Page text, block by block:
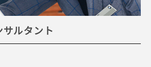
ルタント
バイザー
ーニアス